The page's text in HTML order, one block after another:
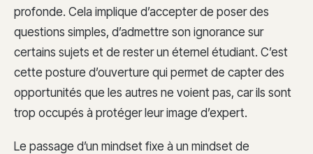
profonde. Cela implique d’accepter de poser des
questions simples, d’admettre son ignorance sur
certains sujets et de rester un éternel étudiant. C’est
cette posture d’ouverture qui permet de capter des
opportunités que les autres ne voient pas, car ils sont
trop occupés à protéger leur image d’expert.
Le passage d’un mindset fixe à un mindset de